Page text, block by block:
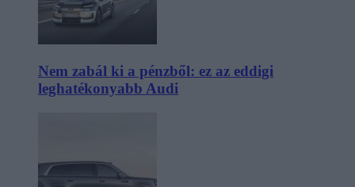
Nem zabál ki a pénzből: ez az eddigi
leghatékonyabb Audi